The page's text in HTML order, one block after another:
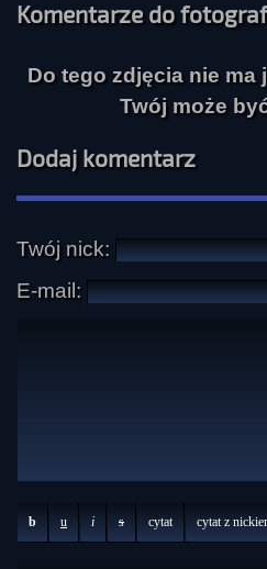
Komentarze do
Do tego zdjęcia nie ma
Twój może
Dodaj komentarz
Twój nick:
E-mail:
b u i s cytat cytat z